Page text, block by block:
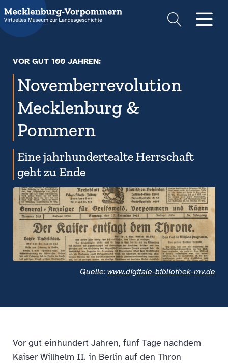
Suche
VOR GUT 100 JAHREN:
November­revolution
Mecklenburg &
Pommern
Eine jahr­hunderte­alte Herrschaft
geht zu Ende
Quelle: www.digitale-bibliothek-mv.de
Vor gut einhundert Jahren, fünf Tage nachdem
Kaiser Willhelm II. in Berlin auf den Thron